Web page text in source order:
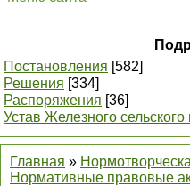
Постановления [582]
Решения [334]
Распоряжения [36]
Устав Железного сельского
Главная »
Нормативные правовые